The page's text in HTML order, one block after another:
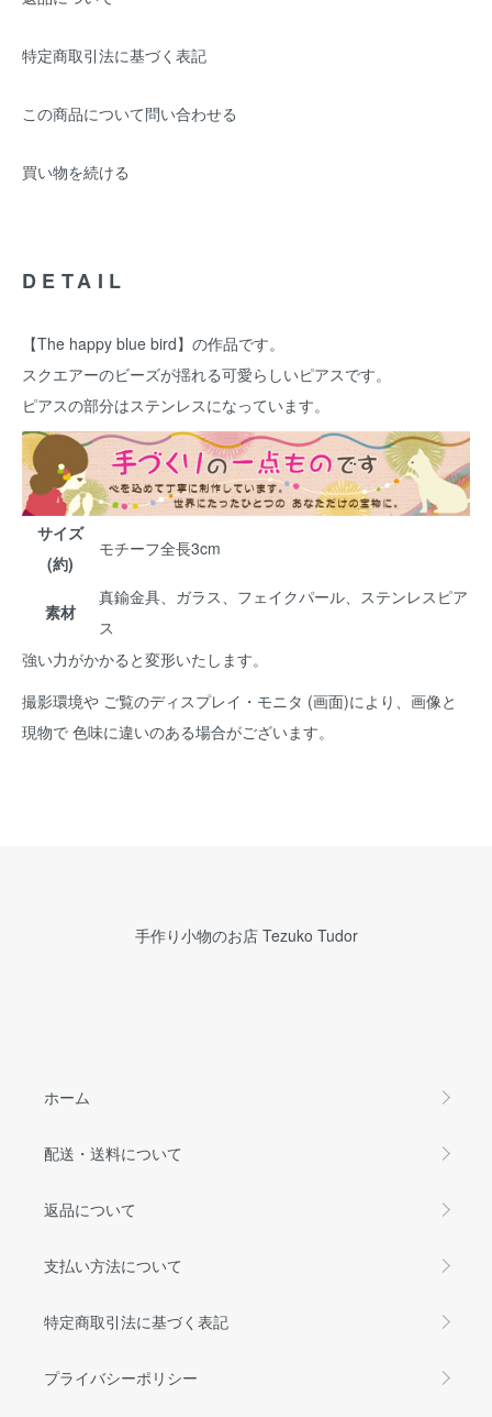
特定商取引法に基づく表記
この商品について問い合わせる
買い物を続ける
DETAIL
【The happy blue bird】の作品です。
スクエアーのビーズが揺れる可愛らしいピアスです。
ピアスの部分はステンレスになっています。
サイズ
(約)
モチーフ全長3cm
素材
真鍮金具、ガラス、フェイクパール、ステンレスピア
ス
強い力がかかると変形いたします。
撮影環境や ご覧のディスプレイ・モニタ (画面)により、画像と
現物で 色味に違いのある場合がございます。
手作り小物のお店 Tezuko Tudor
ホーム
配送・送料について
返品について
支払い方法について
特定商取引法に基づく表記
プライバシーポリシー